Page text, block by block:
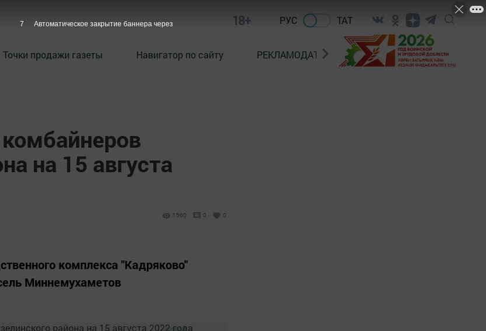
18+ РУС ТАТ
Точки продажи газеты Навигатор по сайту РЕКЛАМОДАТЕЛЯМ
на 15 августа
1560 0 0
комплекса "Кадряково"
Миннемухаметов
6 Автоматическое закрытие баннера через